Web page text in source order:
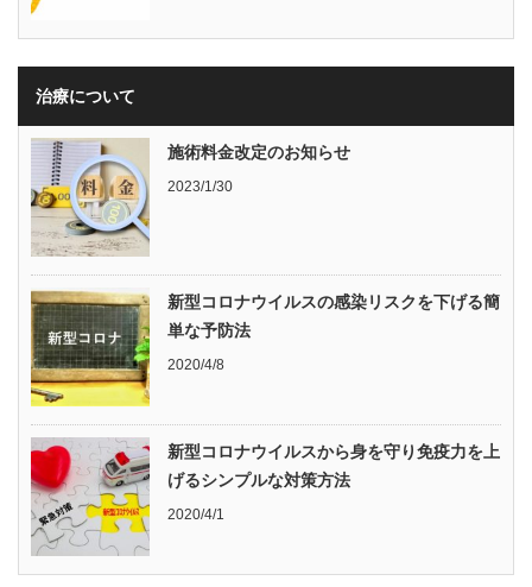
治療について
施術料金改定のお知らせ
2023/1/30
新型コロナウイルスの感染リスクを下げる簡
単な予防法
2020/4/8
新型コロナウイルスから身を守り免疫力を上
げるシンプルな対策方法
2020/4/1